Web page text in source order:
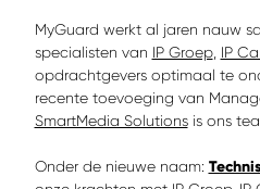
MyGuard werkt al jaren nauw
specialisten van IP Groep, IP
opdrachtgevers optimaal te
recente toevoeging van
SmartMedia Solutionsis ons
Onder de nieuwe naam: